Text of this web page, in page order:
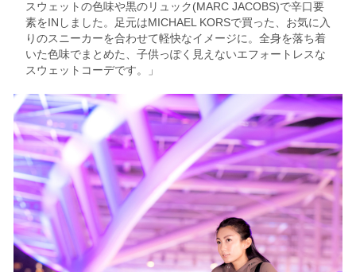
スウェットの色味や黒のリュック(MARC JACOBS)で辛口要
素をINしました。足元はMICHAEL KORSで買った、お気に入
りのスニーカーを合わせて軽快なイメージに。全身を落ち着
いた色味でまとめた、子供っぽく見えないエフォートレスな
スウェットコーデです。」